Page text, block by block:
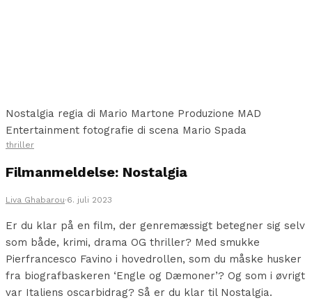
Nostalgia regia di Mario Martone Produzione MAD
Entertainment fotografie di scena Mario Spada
thriller
Filmanmeldelse: Nostalgia
Liva Ghabarou·6. juli 2023
Er du klar på en film, der genremæssigt betegner sig selv
som både, krimi, drama OG thriller? Med smukke
Pierfrancesco Favino i hovedrollen, som du måske husker
fra biografbaskeren ‘Engle og Dæmoner’? Og som i øvrigt
var Italiens oscarbidrag? Så er du klar til Nostalgia.